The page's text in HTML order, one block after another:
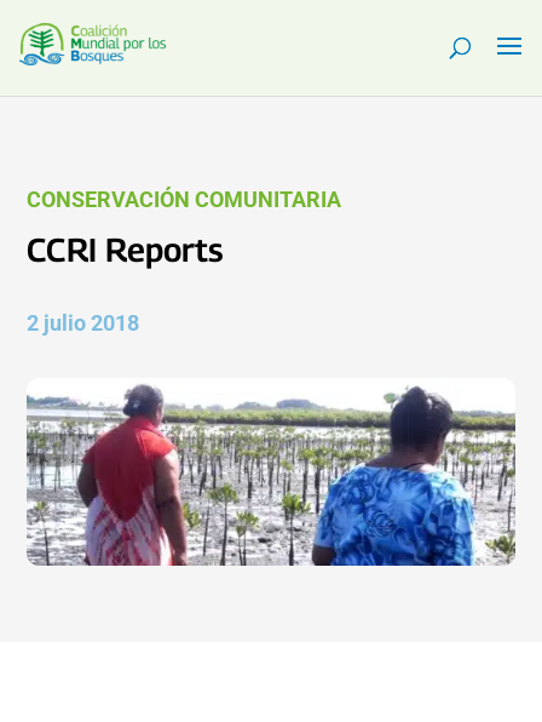
CONSERVACIÓN COMUNITARIA
CCRI Reports
2 julio 2018